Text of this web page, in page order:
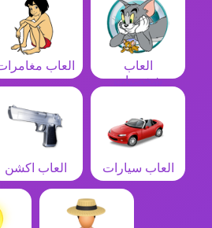
العاب
شخصيات
العاب
العاب سيارات العاب اكشن